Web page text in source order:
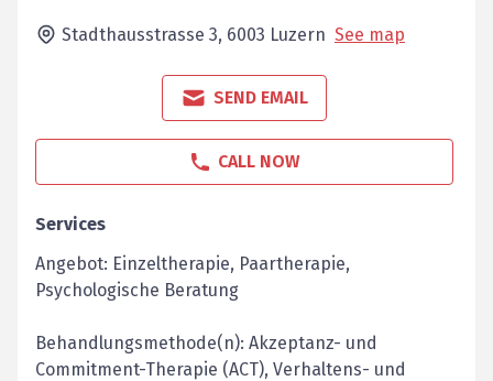
Stadthausstrasse 3, 6003 Luzern See map
SEND EMAIL
CALL NOW
Services
Angebot: Einzeltherapie, Paartherapie,
Psychologische Beratung
Behandlungsmethode(n): Akzeptanz- und
Commitment-Therapie (ACT), Verhaltens- und